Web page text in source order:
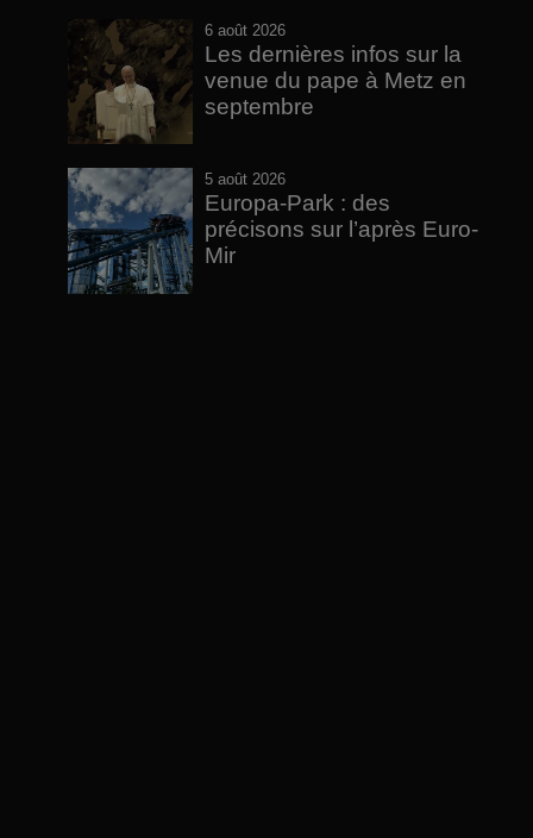
6 août 2026
Les dernières infos sur la
venue du pape à Metz en
septembre
5 août 2026
Europa-Park : des
précisons sur l’après Euro-
Mir